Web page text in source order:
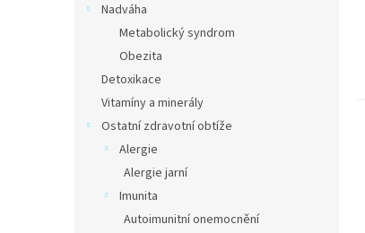
Nadváha
Metabolický syndrom
Obezita
Detoxikace
Vitamíny a minerály
Ostatní zdravotní obtíže
Alergie
Alergie jarní
Imunita
Autoimunitní onemocnění